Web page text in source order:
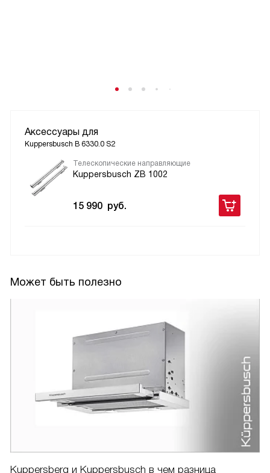
Аксессуары для
Kuppersbusch B 6330.0 S2
Телескопические направляющие
Kuppersbusch ZB 1002
15 990 руб.
Может быть полезно
Kuppersberg и Kuppersbusch в чем разница